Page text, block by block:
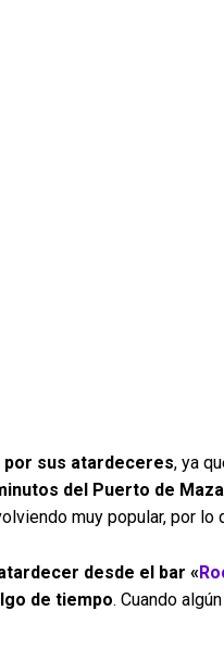
sus atardeceres, ya
del Puerto de
muy popular, por lo
desde el bar «
de tiempo. Cuando